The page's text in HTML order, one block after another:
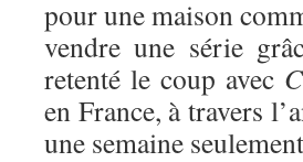
pour une maison
vendre une série
retenté le coup avec
en France, à travers
une semaine